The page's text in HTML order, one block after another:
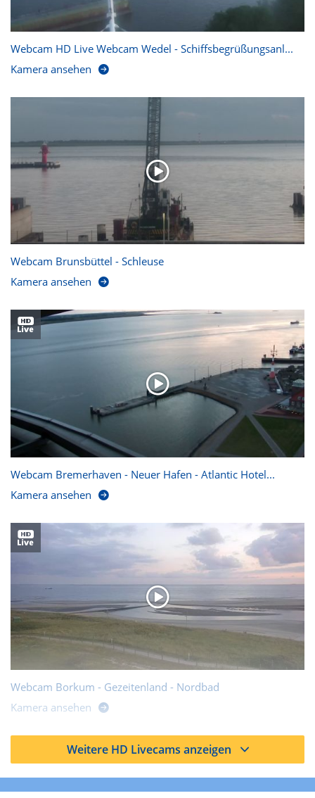
Webcam HD Live Webcam Wedel - Schiffsbegrüßungsanl...
Kamera ansehen
Webcam Brunsbüttel - Schleuse
Kamera ansehen
Webcam Bremerhaven - Neuer Hafen - Atlantic Hotel...
Kamera ansehen
Webcam Borkum - Gezeitenland - Nordbad
Kamera ansehen
Weitere HD Livecams anzeigen